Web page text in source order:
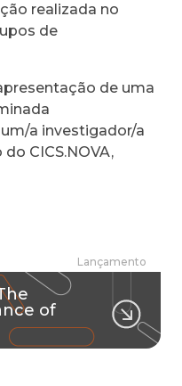
realizada no
de
de uma
a investigador/a
CICS.NOVA,
Lançamento
of